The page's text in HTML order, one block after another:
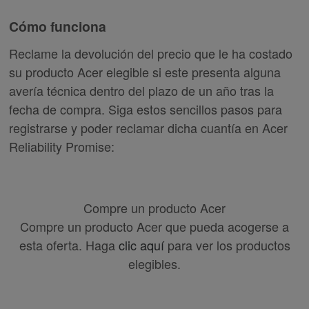
Cómo funciona
Reclame la devolución del precio que le ha costado
su producto Acer elegible si este presenta alguna
avería técnica dentro del plazo de un año tras la
fecha de compra. Siga estos sencillos pasos para
registrarse y poder reclamar dicha cuantía en Acer
Reliability Promise:
Compre un producto Acer
Compre un producto Acer que pueda acogerse a
esta oferta. Hagaclic aquípara ver los productos
elegibles.